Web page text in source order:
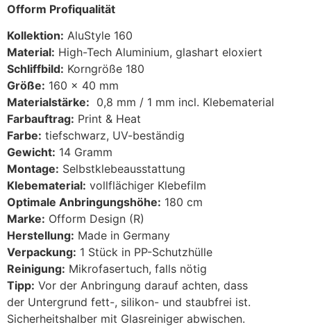
Ofform Profiqualität
Kollektion: AluStyle 160
Material: High-Tech Aluminium, glashart eloxiert
Schliffbild: Korngröße 180
Größe: 160 x 40 mm
Materialstärke: 0,8 mm / 1 mm incl. Klebematerial
Farbauftrag: Print & Heat
Farbe: tiefschwarz, UV-beständig
Gewicht: 14 Gramm
Montage: Selbstklebeausstattung
Klebematerial: vollflächiger Klebefilm
Optimale Anbringungshöhe: 180 cm
Marke: Ofform Design (R)
Herstellung: Made in Germany
Verpackung: 1 Stück in PP-Schutzhülle
Reinigung: Mikrofasertuch, falls nötig
Tipp: Vor der Anbringung darauf achten, dass
der Untergrund fett-, silikon- und staubfrei ist.
Sicherheitshalber mit Glasreiniger abwischen.